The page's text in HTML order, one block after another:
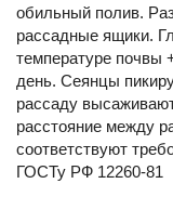
обильный полив.
рассадные ящики.
температуре почвы
день. Сеянцы
рассаду
расстояние между
соответствуют
ГОСТу РФ 12260-81